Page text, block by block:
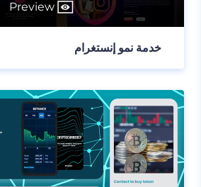
Preview
خدمة نمو إنستغرام